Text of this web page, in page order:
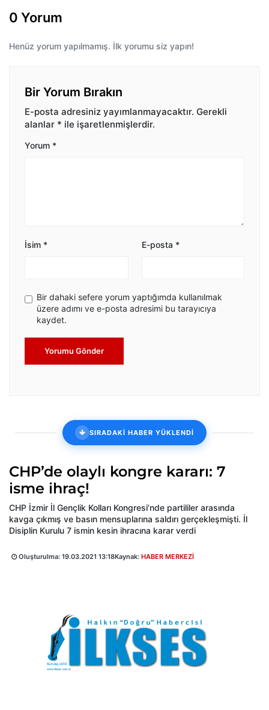
0 Yorum
Henüz yorum yapılmamış. İlk yorumu siz yapın!
Bir Yorum Bırakın
E-posta adresiniz yayımlanmayacaktır. Gerekli
alanlar * ile işaretlenmişlerdir.
Yorum *
İsim * E-posta *
Bir dahaki sefere yorum yaptığımda kullanılmak
üzere adımı ve e-posta adresimi bu tarayıcıya
kaydet.
Yorumu Gönder
SIRADAKİ HABER YÜKLENDİ
CHP’de olaylı kongre kararı: 7
isme ihraç!
CHP İzmir İl Gençlik Kolları Kongresi’nde partililer arasında
kavga çıkmış ve basın mensuplarına saldırı gerçekleşmişti. İl
Disiplin Kurulu 7 ismin kesin ihracına karar verdi
Oluşturulma: 19.03.2021 13:18Kaynak: HABER MERKEZİ